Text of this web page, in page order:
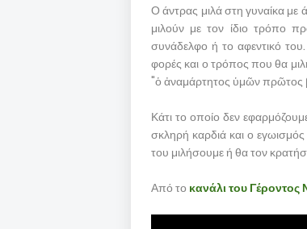
Ο άντρας μιλά στη γυναίκα με
μιλούν με τον ίδιο τρόπο
συνάδελφο ή το αφεντικό του.
φορές και ο τρόπος που θα
"ὁ ἀναμάρτητος ὑμῶν πρῶτος
Κάτι το οποίο δεν
σκληρή καρδιά και ο
του μιλήσουμε ή θα τον
Από το κανάλι του